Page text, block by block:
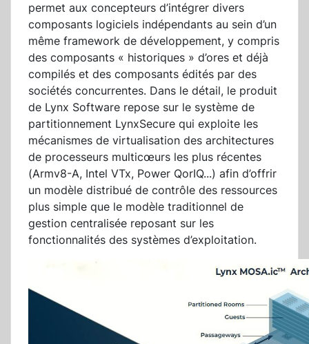
permet aux concepteurs d’intégrer divers
composants logiciels indépendants au sein d’un
même framework de développement, y compris
des composants « historiques » d’ores et déjà
compilés et des composants édités par des
sociétés concurrentes. Dans le détail, le produit
de Lynx Software repose sur le système de
partitionnement LynxSecure qui exploite les
mécanismes de virtualisation des architectures
de processeurs multicœurs les plus récentes
(Armv8-A, Intel VTx, Power QorIQ...) afin d’offrir
un modèle distribué de contrôle des ressources
plus simple que le modèle traditionnel de
gestion centralisée reposant sur les
fonctionnalités des systèmes d’exploitation.